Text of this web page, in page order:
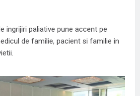
ingrijiri paliative pune accent pe
de familie, pacient si familie in